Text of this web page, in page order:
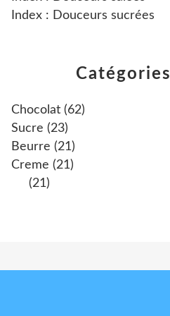
Catégories
Chocolat (62)
Sucre (23)
Beurre (21)
Creme (21)
(21)
Index : Douceurs sucrées